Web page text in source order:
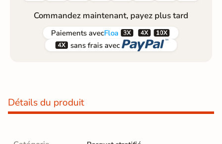
Commandez maintenant, payez plus tard
Paiements avecFloa  
 sans frais avec 
Détails du produit